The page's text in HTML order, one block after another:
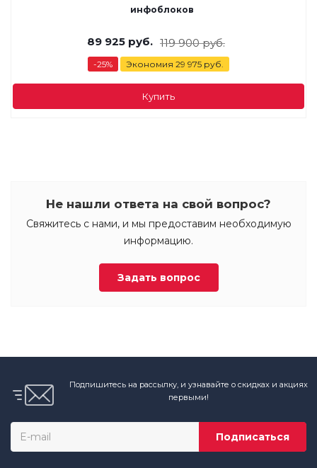
инфоблоков
89 925 руб. 119 900руб.
-25% Экономия 29 975 руб.
Купить
Не нашли ответа на свой вопрос?
Свяжитесь с нами, и мы предоставим необходимую
информацию.
Задать вопрос
Подпишитесь на рассылку, и узнавайте о скидках и акциях
первыми!